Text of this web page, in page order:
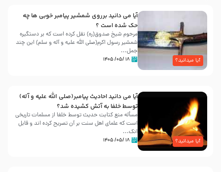
آیا میدانید؟
آیا می دانید برروی شمشیر پیامبر خوبی ها چه
حک شده است ؟
مرحوم شیخ صدوق(ره) نقل کرده است که بر دستگیره
شمشیر رسول اکرم(صلی الله علیه و آله و سلم) این چند
جمل...
۱۸ /۰۵/ ۱۴۰۵
آیا میدانید؟
آیا می دانید احادیث پیامبر(صلی الله علیه و آله)
توسط خلفا به آتش کشیده شد؟
مسأله منع کتابت حدیث توسط خلفا از مسلمات تاریخی
است که علمای اهل سنت بر آن تصریح کرده اند و قابل
انک...
۱۸ /۰۵/ ۱۴۰۵